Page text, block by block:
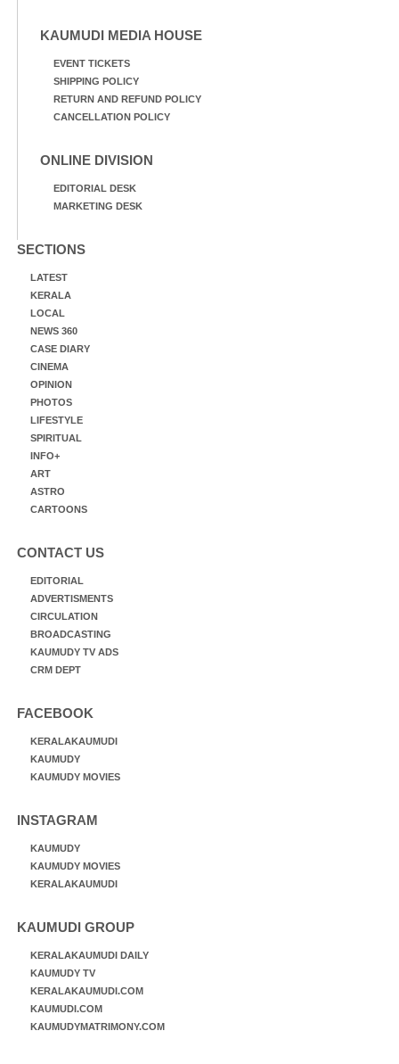
KAUMUDI MEDIA HOUSE
EVENT TICKETS
SHIPPING POLICY
RETURN AND REFUND POLICY
CANCELLATION POLICY
ONLINE DIVISION
EDITORIAL DESK
MARKETING DESK
SECTIONS
LATEST
KERALA
LOCAL
NEWS 360
CASE DIARY
CINEMA
OPINION
PHOTOS
LIFESTYLE
SPIRITUAL
INFO+
ART
ASTRO
CARTOONS
CONTACT US
EDITORIAL
ADVERTISMENTS
CIRCULATION
BROADCASTING
KAUMUDY TV ADS
CRM DEPT
FACEBOOK
KERALAKAUMUDI
KAUMUDY
KAUMUDY MOVIES
INSTAGRAM
KAUMUDY
KAUMUDY MOVIES
KERALAKAUMUDI
KAUMUDI GROUP
KERALAKAUMUDI DAILY
KAUMUDY TV
KERALAKAUMUDI.COM
KAUMUDI.COM
KAUMUDYMATRIMONY.COM